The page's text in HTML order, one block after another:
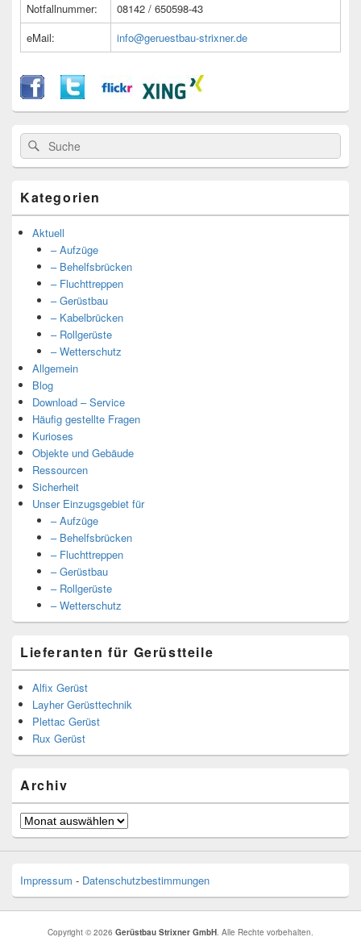
Notfallnummer:
08142 / 650598-43
eMail:
info@geruestbau-strixner.de
Suche
nach:
Suche
Kategorien
Aktuell
– Aufzüge
– Behelfsbrücken
– Fluchttreppen
– Gerüstbau
– Kabelbrücken
– Rollgerüste
– Wetterschutz
Allgemein
Blog
Download – Service
Häufig gestellte Fragen
Kurioses
Objekte und Gebäude
Ressourcen
Sicherheit
Unser Einzugsgebiet für
– Aufzüge
– Behelfsbrücken
– Fluchttreppen
– Gerüstbau
– Rollgerüste
– Wetterschutz
Lieferanten für Gerüstteile
Alfix Gerüst
Layher Gerüsttechnik
Plettac Gerüst
Rux Gerüst
Archiv
Archiv
Impressum - Datenschutzbestimmungen
Copyright © 2026 Gerüstbau Strixner GmbH. Alle Rechte vorbehalten.